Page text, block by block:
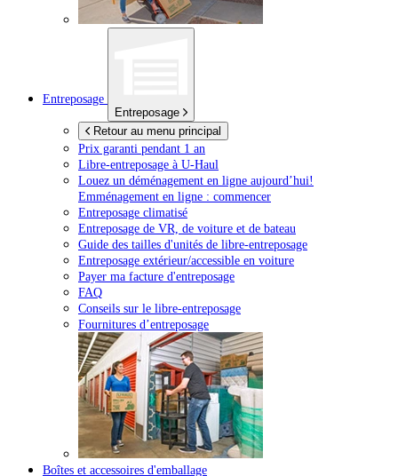
Entreposage
Entreposage
Retour au menu principal
Prix garanti pendant 1 an
Libre-entreposage à U-Haul
Louez un déménagement en ligne aujourd’hui!
Emménagement en ligne : commencer
Entreposage climatisé
Entreposage de VR, de voiture et de bateau
Guide des tailles d'unités de libre-entreposage
Entreposage extérieur/accessible en voiture
Payer ma facture d'entreposage
FAQ
Conseils sur le libre-entreposage
Fournitures d’entreposage
Boîtes et accessoires d'emballage